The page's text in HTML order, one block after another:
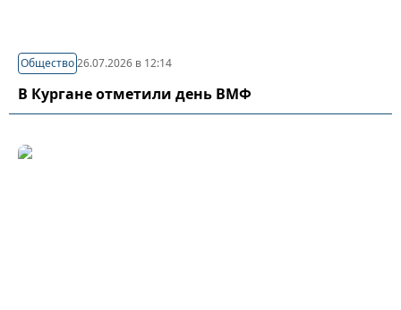
Общество26.07.2026 в 12:14
В Кургане отметили день ВМФ